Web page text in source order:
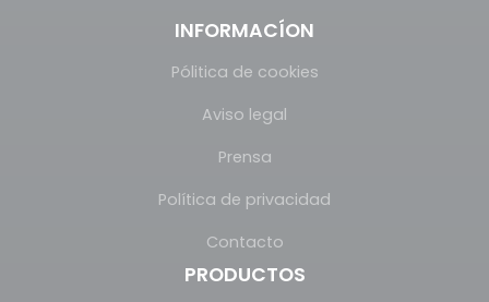
INFORMACÍON
Pólitica de cookies
Aviso legal
Prensa
Política de privacidad
Contacto
PRODUCTOS